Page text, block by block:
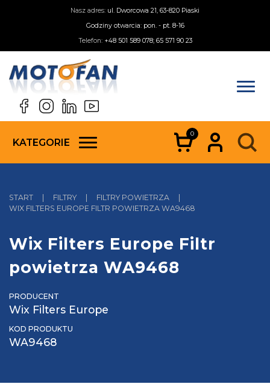
Nasz adres: ul. Dworcowa 21, 63-820 Piaski
Godziny otwarcia: pon. - pt. 8-16
Telefon: +48 501 589 078; 65 571 90 23
KATEGORIE
0
START | FILTRY | FILTRY POWIETRZA
|
WIX FILTERS EUROPE FILTR POWIETRZA WA9468
Wix Filters Europe Filtr
powietrza WA9468
PRODUCENT
Wix Filters Europe
KOD PRODUKTU
WA9468